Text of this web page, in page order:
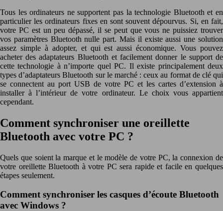
Tous les ordinateurs ne supportent pas la technologie Bluetooth et en
particulier les ordinateurs fixes en sont souvent dépourvus. Si, en fait,
votre PC est un peu dépassé, il se peut que vous ne puissiez trouver
vos paramètres Bluetooth nulle part. Mais il existe aussi une solution
assez simple à adopter, et qui est aussi économique. Vous pouvez
acheter des adaptateurs Bluetooth et facilement donner le support de
cette technologie à n’importe quel PC. Il existe principalement deux
types d’adaptateurs Bluetooth sur le marché : ceux au format de clé qui
se connectent au port USB de votre PC et les cartes d’extension à
installer à l’intérieur de votre ordinateur. Le choix vous appartient
cependant.
Comment synchroniser une oreillette
Bluetooth avec votre PC ?
Quels que soient la marque et le modèle de votre PC, la connexion de
votre oreillette Bluetooth à votre PC sera rapide et facile en quelques
étapes seulement.
Comment synchroniser les casques d’écoute Bluetooth
avec Windows ?